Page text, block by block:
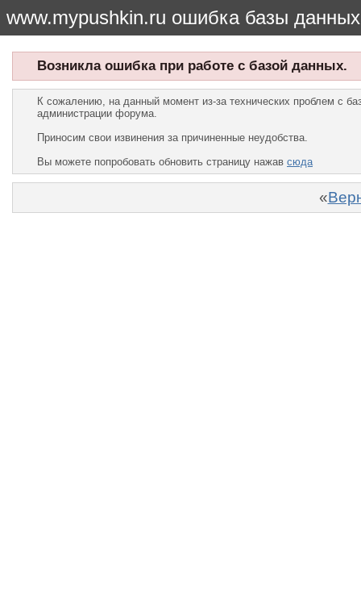
www.mypushkin.ru ошибка базы данных
Возникла ошибка при работе с базой данных.
К сожалению, на данный момент из-за технических проблем с
администрации форума.
Приносим свои извинения за причиненные неудобства.
Вы можете попробовать обновить страницу нажав сюда
«